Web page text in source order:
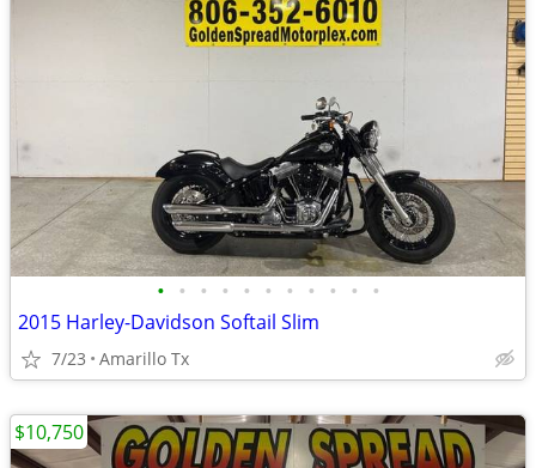
• • • • • • • • • • •
2015 Harley-Davidson Softail Slim
7/23 Amarillo Tx
$10,750